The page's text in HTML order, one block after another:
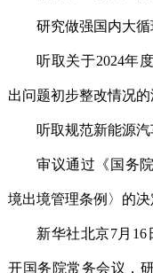
研究做强国内大
听取关于2024年
出问题初步整改情况的
听取规范新能源
审议通过《国务
境出境管理条例〉的决
新华社北京7月
开国务院常务会议，